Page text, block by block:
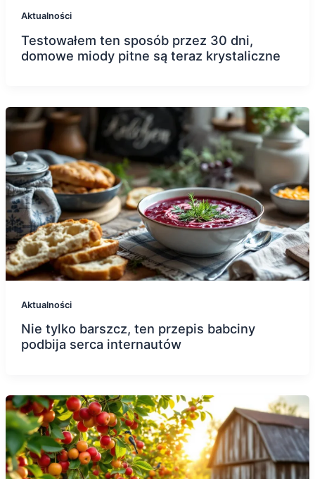
Aktualności
Testowałem ten sposób przez 30 dni,
domowe miody pitne są teraz krystaliczne
Aktualności
Nie tylko barszcz, ten przepis babciny
podbija serca internautów